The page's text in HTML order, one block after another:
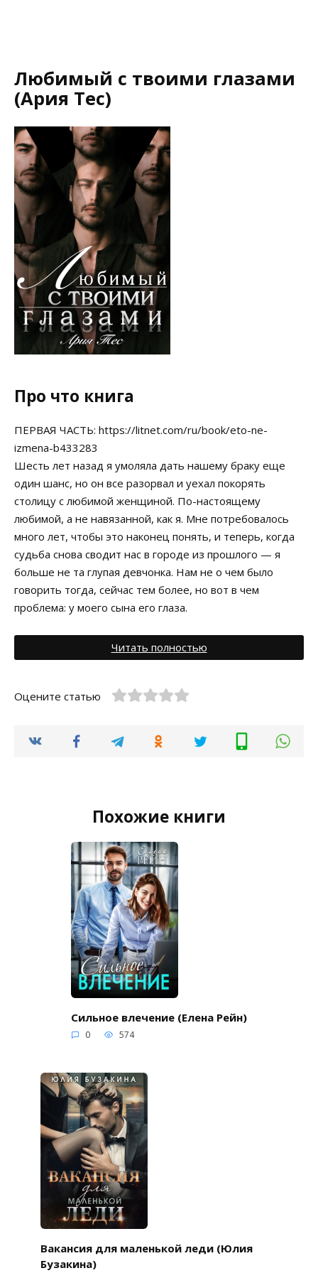
Любимый с твоими глазами
(Ария Тес)
Про что книга
ПЕРВАЯ ЧАСТЬ: https://litnet.com/ru/book/eto-ne-
izmena-b433283
Шесть лет назад я умоляла дать нашему браку еще
один шанс, но он все разорвал и уехал покорять
столицу с любимой женщиной. По-настоящему
любимой, а не навязанной, как я. Мне потребовалось
много лет, чтобы это наконец понять, и теперь, когда
судьба снова сводит нас в городе из прошлого — я
больше не та глупая девчонка. Нам не о чем было
говорить тогда, сейчас тем более, но вот в чем
проблема: у моего сына его глаза.
Читать полностью
Оцените статью
Похожие книги
Сильное влечение (Елена Рейн)
0 574
Вакансия для маленькой леди (Юлия
Бузакина)